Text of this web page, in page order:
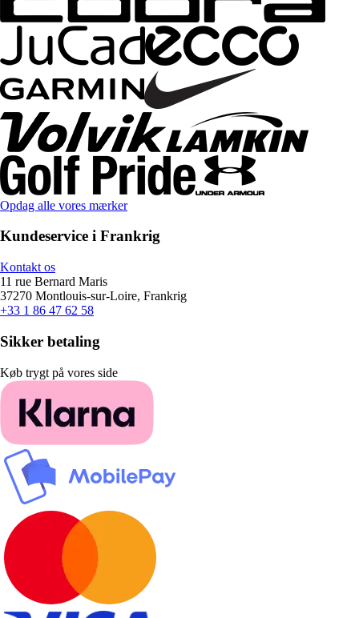
Opdag alle vores mærker
Kundeservice i Frankrig
Kontakt os
11 rue Bernard Maris
37270 Montlouis-sur-Loire, Frankrig
+33 1 86 47 62 58
Sikker betaling
Køb trygt på vores side